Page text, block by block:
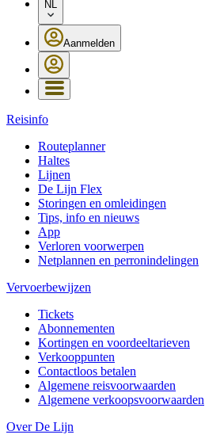
NL
Aanmelden
Reisinfo
Routeplanner
Haltes
Lijnen
De Lijn Flex
Storingen en omleidingen
Tips, info en nieuws
App
Verloren voorwerpen
Netplannen en perronindelingen
Vervoerbewijzen
Tickets
Abonnementen
Kortingen en voordeeltarieven
Verkooppunten
Contactloos betalen
Algemene reisvoorwaarden
Algemene verkoopsvoorwaarden
Over De Lijn